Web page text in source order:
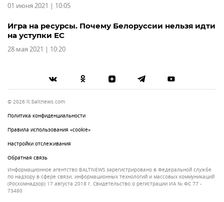
01 июня 2021 | 10:05
Игра на ресурсы. Почему Белоруссии нельзя идти
на уступки ЕС
28 мая 2021 | 10:20
© 2026 lt.baltnews.com
Политика конфиденциальности
Правила использования «cookie»
Настройки отслеживания
Обратная связь
Информационное агентство BALTNEWS зарегистрировано в Федеральной службе
по надзору в сфере связи, информационных технологий и массовых коммуникаций
(Роскомнадзор) 17 августа 2018 г. Свидетельство о регистрации ИА № ФС 77 -
73480